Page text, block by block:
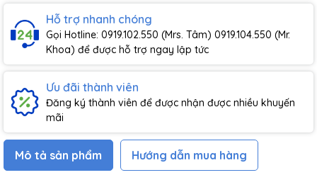
Hỗ trợ nhanh chóng
Gọi Hotline: 0919.102.550 (Mrs. Tâm) 0919.104.550 (Mr.
Khoa) để được hỗ trợ ngay lập tức
Ưu đãi thành viên
Đăng ký thành viên để được nhận được nhiều khuyến
mãi
Mô tả sản phẩm Hướng dẫn mua hàng